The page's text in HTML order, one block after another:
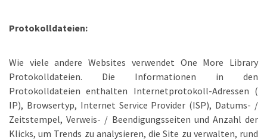
Protokolldateien:
Wie viele andere Websites verwendet One More Library
Protokolldateien. Die Informationen in den
Protokolldateien enthalten Internetprotokoll-Adressen (
IP), Browsertyp, Internet Service Provider (ISP), Datums- /
Zeitstempel, Verweis- / Beendigungsseiten und Anzahl der
Klicks, um Trends zu analysieren, die Site zu verwalten, rund